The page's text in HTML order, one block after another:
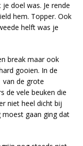
doel was. Je rende
hem. Topper. Ook
helft was je
break maar ook
gooien. In de
van de grote
de vele beuken die
niet heel dicht bij
gaan ging dat